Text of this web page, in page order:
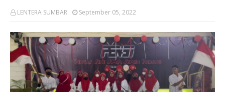
LENTERA SUMBAR September 05, 2022